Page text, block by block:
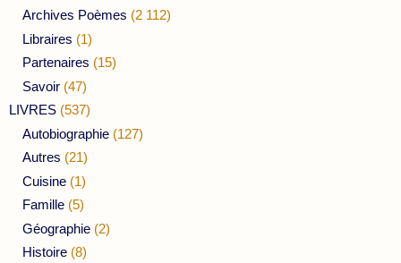
Archives Poèmes (2 112)
Libraires (1)
Partenaires (15)
Savoir (47)
LIVRES (537)
Autobiographie (127)
Autres (21)
Cuisine (1)
Famille (5)
Géographie (2)
Histoire (8)